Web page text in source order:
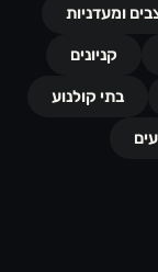
ומעדניות
קניונים
בתי קולנוע